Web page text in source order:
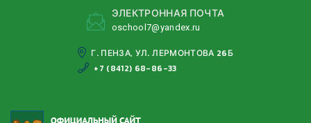
ЭЛЕКТРОННАЯ ПОЧТА
oschool7@yandeх.ru
Г. ПЕНЗА, УЛ. ЛЕРМОНТОВА 26Б
+7 (8412) 68-86-33